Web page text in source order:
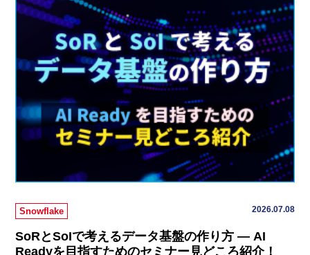
Snowflake 2026.07.08
SoRとSoIで考えるデータ基盤の作り方 ― AI
Readyを目指すためのセミナー見どころ紹介！